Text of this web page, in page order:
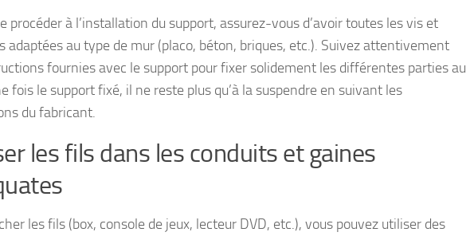
procéder à l’installation du support, assurez-vous d’avoir toutes les vis et
adaptées au type de mur (placo, béton, briques, etc.). Suivez attentivement
fournies avec le support pour fixer solidement les différentes parties au
fois le support fixé, il ne reste plus qu’à la suspendre en suivant les
du fabricant.
les fils dans les conduits et gaines
les fils (box, console de jeux, lecteur DVD, etc.), vous pouvez utiliser des